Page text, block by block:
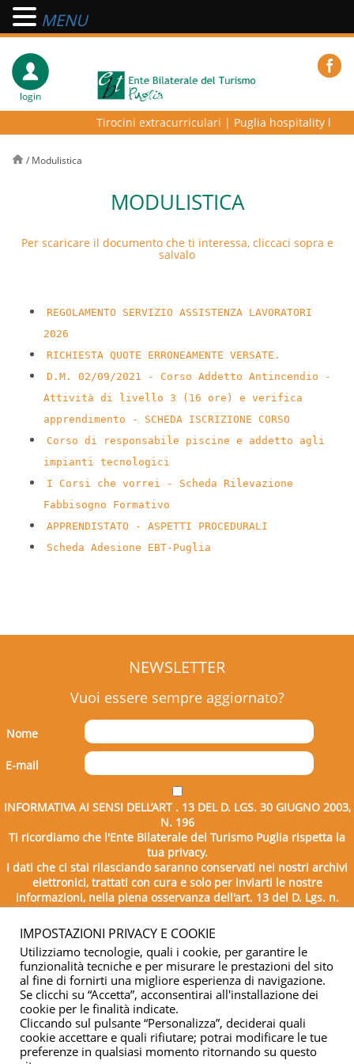
login
Tirocini extracurriculari| Puglia hospitality lab
/ Modulistica
MODULISTICA
Per scaricare il documento che ti interessa, cliccaci sopra e
salvalo
REGOLAMENTO SERVIZIO ASSISTENZA LAVORATORI
2026
RICHIESTA QUOTE ERRONEAMENTE VERSATE.
D.M. 02/09/2021 - Corso Addetto Antincendio -
Attività di livello 3 (16 ore) e verifica
apprendimento - SCHEDA ISCRIZIONE CORSO
Corso di responsabile piscine e addetto agli
impianti tecnologici
I Corsi che vorrei - Scheda Rilevazione
Fabbisogno Formativo
APPRENDISTATO - ASPETTI PROCEDURALI
Scheda Adesione EBT-Puglia
NEWSLETTER
Vuoi essere sempre aggiornato?
Nome
E-mail
INFORMATIVA AI SENSI DELL’ART . 13 DEL D. LGS. 30 GIUGNO 2003,
N. 196
Ti ricordiamo che l'Ente Bilaterale del Turismo Puglia rispetta la
tua privacy.
I dati che ci stai rilasciando saranno conservati nei nostri archivi
elettronici, trattati con cura e solo per inviarti le nostre
informazioni, nella piena osservanza dell'art. 13 del D. Lgs. n.
196/2003.
Copyright © 2026 - Ente Bilaterale del Turismo Puglia - C.F.
IMPOSTAZIONI PRIVACY E COOKIE
Utilizziamo tecnologie, quali i cookie, per garantire le
funzionalità tecniche e per misurare le prestazioni del sito
al fine di fornirti una migliore esperienza di navigazione.
Se clicchi su “Accetta”, acconsentirai all'installazione dei
cookie per le finalità indicate.
Cliccando sul pulsante “Personalizza”, deciderai quali
cookie accettare e quali rifiutare; potrai modificare le tue
preferenze in qualsiasi momento ritornando su questo
MENU